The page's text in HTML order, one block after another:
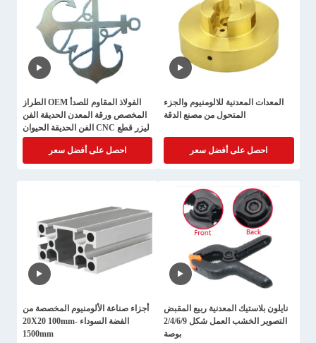
المعدات المعدنية للالومنيوم والجزء
المتحول من مصنع الدقة
احصل على أفضل سعر
الفولاذ المقاوم للصدأ OEM الطراز
المخصص ورقة المعدن الحديقة الفن
ليزر قطع CNC الفن الحديقة الحيوان
المعدن خدمة ليزر القطع
احصل على أفضل سعر
نايلون بلاستيك المعدنية ربيع المقبض
التصوير الخشب العمل شكل 2/4/6/9
بوصة
أجزاء صناعة الألومنيوم المخصصة من
الفضة السوداء 20X20 100mm-
1500mm